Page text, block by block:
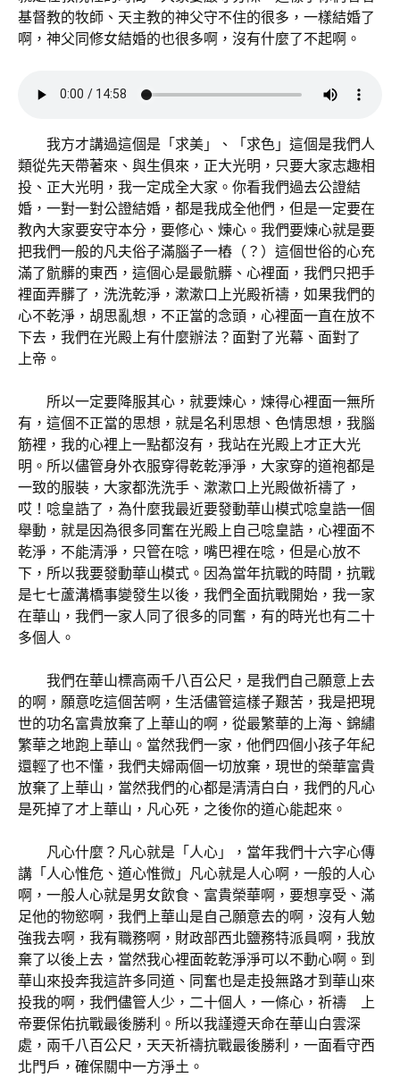
基督教的牧師、天主教的神父守不住的很多，一樣結婚了
啊，神父同修女結婚的也很多啊，沒有什麼了不起啊。
我方才講過這個是「求美」、「求色」這個是我們人
類從先天帶著來、與生俱來，正大光明，只要大家志趣相
投、正大光明，我一定成全大家。你看我們過去公證結
婚，一對一對公證結婚，都是我成全他們，但是一定要在
教內大家要安守本分，要修心、煉心。我們要煉心就是要
把我們一般的凡夫俗子滿腦子一樁（？）這個世俗的心充
滿了骯髒的東西，這個心是最骯髒、心裡面，我們只把手
裡面弄髒了，洗洗乾淨，漱漱口上光殿祈禱，如果我們的
心不乾淨，胡思亂想，不正當的念頭，心裡面一直在放不
下去，我們在光殿上有什麼辦法？面對了光幕、面對了
上帝。
所以一定要降服其心，就要煉心，煉得心裡面一無所
有，這個不正當的思想，就是名利思想、色情思想，我腦
筋裡，我的心裡上一點都沒有，我站在光殿上才正大光
明。所以儘管身外衣服穿得乾乾淨淨，大家穿的道袍都是
一致的服裝，大家都洗洗手、漱漱口上光殿做祈禱了，
哎！唸皇誥了，為什麼我最近要發動華山模式唸皇誥一個
舉動，就是因為很多同奮在光殿上自己唸皇誥，心裡面不
乾淨，不能清淨，只管在唸，嘴巴裡在唸，但是心放不
下，所以我要發動華山模式。因為當年抗戰的時間，抗戰
是七七蘆溝橋事變發生以後，我們全面抗戰開始，我一家
在華山，我們一家人同了很多的同奮，有的時光也有二十
多個人。
我們在華山標高兩千八百公尺，是我們自己願意上去
的啊，願意吃這個苦啊，生活儘管這樣子艱苦，我是把現
世的功名富貴放棄了上華山的啊，從最繁華的上海、錦繡
繁華之地跑上華山。當然我們一家，他們四個小孩子年紀
還輕了也不懂，我們夫婦兩個一切放棄，現世的榮華富貴
放棄了上華山，當然我們的心都是清清白白，我們的凡心
是死掉了才上華山，凡心死，之後你的道心能起來。
凡心什麼？凡心就是「人心」，當年我們十六字心傳
講「人心惟危、道心惟微」凡心就是人心啊，一般的人心
啊，一般人心就是男女飲食、富貴榮華啊，要想享受、滿
足他的物慾啊，我們上華山是自己願意去的啊，沒有人勉
強我去啊，我有職務啊，財政部西北鹽務特派員啊，我放
棄了以後上去，當然我心裡面乾乾淨淨可以不動心啊。到
華山來投奔我這許多同道、同奮也是走投無路才到華山來
投我的啊，我們儘管人少，二十個人，一條心，祈禱 上
帝要保佑抗戰最後勝利。所以我謹遵天命在華山白雲深
處，兩千八百公尺，天天祈禱抗戰最後勝利，一面看守西
北門戶，確保關中一方淨土。